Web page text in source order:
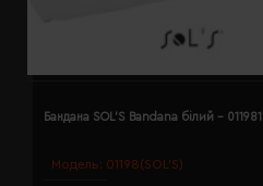
Модель: 01198(SOL’S)
Бандана SOL'S Bandana білий -